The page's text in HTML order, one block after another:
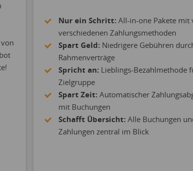
Nur ein Schritt: All-in-one Pakete mit
verschiedenen Zahlungsmethoden
Spart Geld: Niedrigere Gebühren
Rahmenverträge
Spricht an: Lieblings-Bezahlmethode
Zielgruppe
Spart Zeit: Automatischer
mit Buchungen
Schafft Übersicht: Alle Buchungen
Zahlungen zentral im Blick